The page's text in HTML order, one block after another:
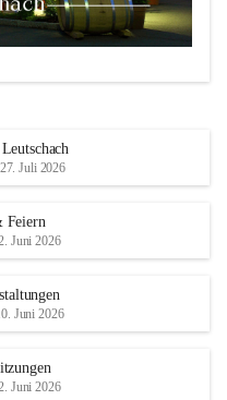
an der Weinstraße!
für kleinere Gruppen
für Catering oder
Infrastruktur,
und Festwiese –
27. Juli 2026
Feiern
Juni 2026
Juni 2026
Juni 2026